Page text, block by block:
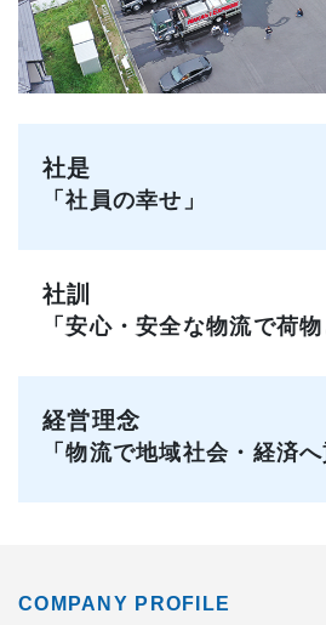
社是
「社員の幸せ」
社訓
「安心・安全な物流で荷
経営理念
「物流で地域社会・経済へ
COMPANY PROFILE